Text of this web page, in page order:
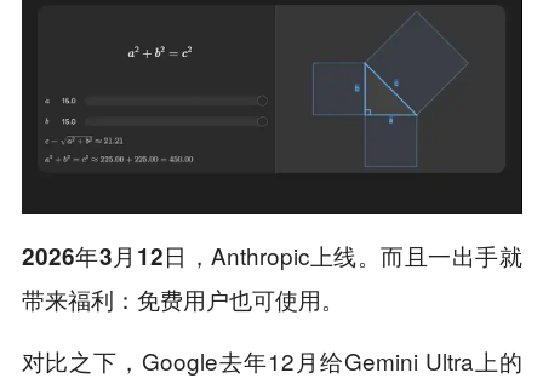
2026年3月12日 ，Anthropic上线。而且一出手就
带来福利：免费用户也可使用。
对比之下，Google去年12月给Gemini Ultra上的